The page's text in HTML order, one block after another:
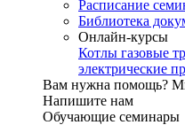
Расписание
Библиотека
Онлайн-курсы
Котлы газовые
электрические
Вам нужна помощь?
Напишите нам
Обучающие семинары